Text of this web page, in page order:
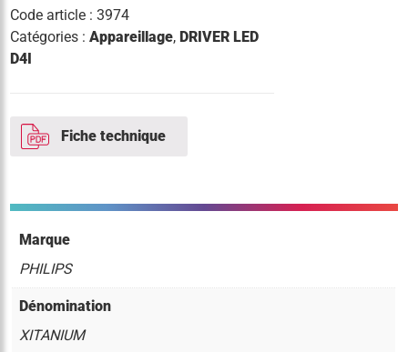
Code article :3974
Catégories :Appareillage, DRIVER LED
D4I
Fiche technique
Marque
PHILIPS
Dénomination
XITANIUM